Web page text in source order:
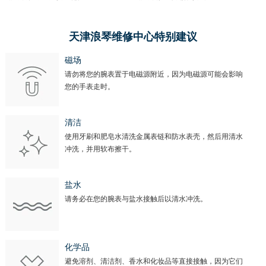
天津浪琴维修中心特别建议
磁场
请勿将您的腕表置于电磁源附近，因为电磁源可能会影响
您的手表走时。
清洁
使用牙刷和肥皂水清洗金属表链和防水表壳，然后用清水
冲洗，并用软布擦干。
盐水
请务必在您的腕表与盐水接触后以清水冲洗。
化学品
避免溶剂、清洁剂、香水和化妆品等直接接触，因为它们